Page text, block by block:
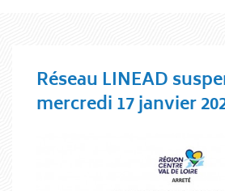
Réseau LINEAD
mercredi 17 janvier